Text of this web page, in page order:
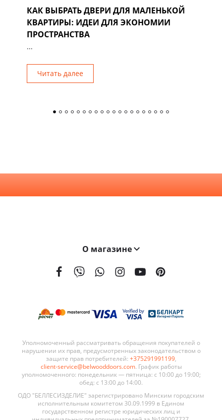
КАК ВЫБРАТЬ ДВЕРИ ДЛЯ МАЛЕНЬКОЙ
КВАРТИРЫ: ИДЕИ ДЛЯ ЭКОНОМИИ
ПРОСТРАНСТВА
...
Читать далее
О магазине
Уполномоченный рассматривать обращения покупателей о
нарушении их прав, предусмотренных законодательством о
защите прав потребителей: +375291991199,
client-service@belwooddoors.com. График работы
уполномоченного: понедельник — пятница: с 10:00 до 19:00;
обед: с 13:00 до 14:00.
ОДО "БЕЛЛЕСИЗДЕЛИЕ" зарегистрировано Минским городским
исполнительным комитетом 30.09.1999 в Едином
государственном регистре юридических лиц и